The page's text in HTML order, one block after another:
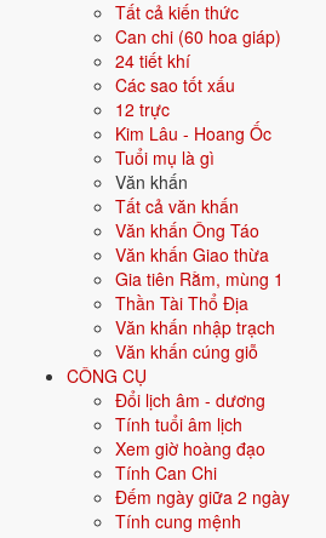
Tất cả kiến thức
Can chi (60 hoa giáp)
24 tiết khí
Các sao tốt xấu
12 trực
Kim Lâu - Hoang Ốc
Tuổi mụ là gì
Văn khấn
Tất cả văn khấn
Văn khấn Ông Táo
Văn khấn Giao thừa
Gia tiên Rằm, mùng 1
Thần Tài Thổ Địa
Văn khấn nhập trạch
Văn khấn cúng giỗ
CÔNG CỤ
Đổi lịch âm - dương
Tính tuổi âm lịch
Xem giờ hoàng đạo
Tính Can Chi
Đếm ngày giữa 2 ngày
Tính cung mệnh
Ngày tốt tháng 10/
Mỗi việc dưới đây được xếp hạng ngày
hợp; bấm vào thẻ để xem ngày tốt nhất
Cưới hỏi
Trong tháng 10/2029 có 11 ngày tốt cho
✅ NGÀY ĐẸP NHẤT
9/10 T3 · Nhâm Thân
T2 ·Mậu Dần· 8/9 âm
CN ·Giáp Thân· 14/9 âm
T7 ·Canh Dần· 20/9 âm